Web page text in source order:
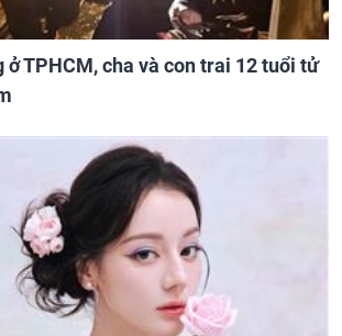
ở TPHCM, cha và con trai 12 tuổi tử